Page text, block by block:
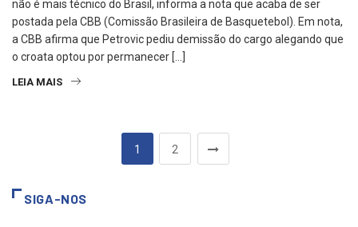
não é mais técnico do Brasil, informa a nota que acaba de ser
postada pela CBB (Comissão Brasileira de Basquetebol). Em nota,
a CBB afirma que Petrovic pediu demissão do cargo alegando que
o croata optou por permanecer […]
LEIA MAIS
1 2
SIGA-NOS